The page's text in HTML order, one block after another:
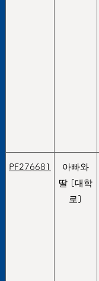
PF276681
아빠와
딸 [대학
로]